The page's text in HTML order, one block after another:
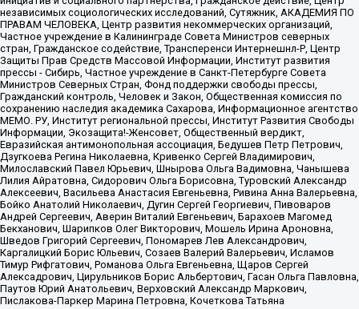
независимых социологических исследований, Сутяжник, АКАДЕМИЯ ПО
ПРАВАМ ЧЕЛОВЕКА, Центр развития некоммерческих организаций,
Частное учреждение в Калининграде Совета Министров северных
стран, Гражданское содействие, Трансперенси Интернешнл-Р, Центр
Защиты Прав Средств Массовой Информации, Институт развития
прессы - Сибирь, Частное учреждение в Санкт-Петербурге Совета
Министров Северных Стран, Фонд поддержки свободы прессы,
Гражданский контроль, Человек и Закон, Общественная комиссия по
сохранению наследия академика Сахарова, Информационное агентство
МЕМО. РУ, Институт региональной прессы, Институт Развития Свободы
Информации, Экозащита!-Женсовет, Общественный вердикт,
Евразийская антимонопольная ассоциация, Бедушев Петр Петрович,
Дзугкоева Регина Николаевна, Кривенко Сергей Владимирович,
Милославский Павел Юрьевич, Шнырова Ольга Вадимовна, Чанышева
Лилия Айратовна, Сидорович Ольга Борисовна, Туровский Александр
Алексеевич, Васильева Анастасия Евгеньевна, Ривина Анна Валерьевна,
Бойко Анатолий Николаевич, Дугин Сергей Георгиевич, Пивоваров
Андрей Сергеевич, Аверин Виталий Евгеньевич, Барахоев Магомед
Бекханович, Шарипков Олег Викторович, Мошель Ирина Ароновна,
Шведов Григорий Сергеевич, Пономарев Лев Александрович,
Каргалицкий Борис Юльевич, Созаев Валерий Валерьевич, Исламов
Тимур Рифгатович, Романова Ольга Евгеньевна, Щаров Сергей
Алексадрович, Цирульников Борис Альбертович, Гасан Ольга Павловна,
Паутов Юрий Анатольевич, Верховский Александр Маркович,
Пислакова-Паркер Марина Петровна, Кочеткова Татьяна